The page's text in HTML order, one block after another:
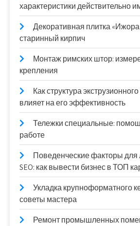
характеристики действительно
Декоративная плитка
старинный кирпич
Монтаж римских штор:
крепления
Как структура
влияет на его эффективность
Тележки специальные:
работе
Поведенческие факторы для
SEO: как вывести бизнес в ТОП
Укладка крупноформатного
советы мастера
Ремонт промышленных